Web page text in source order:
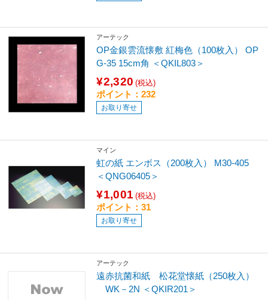
アーテック
OP金銀雲流懐敷 紅梅色（100枚入） OP
G-35 15cm角 ＜QKIL803＞
¥2,320 (税込)
ポイント：232
お取り寄せ
マイン
虹の紙 エンボス（200枚入） M30-405
＜QNG06405＞
¥1,001 (税込)
ポイント：31
お取り寄せ
アーテック
遠赤抗菌和紙 松花堂懐紙（250枚入）
WK－2N ＜QKIR201＞